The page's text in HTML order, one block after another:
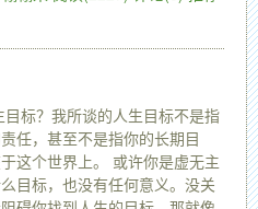
标？我所谈的人生目标不是指
任，甚至不是指你的长期目
这个世界上。 或许你是虚无主
目标，也没有任何意义。没关